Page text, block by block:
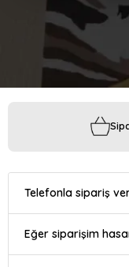
Telefonla sipariş
Eğer siparişim